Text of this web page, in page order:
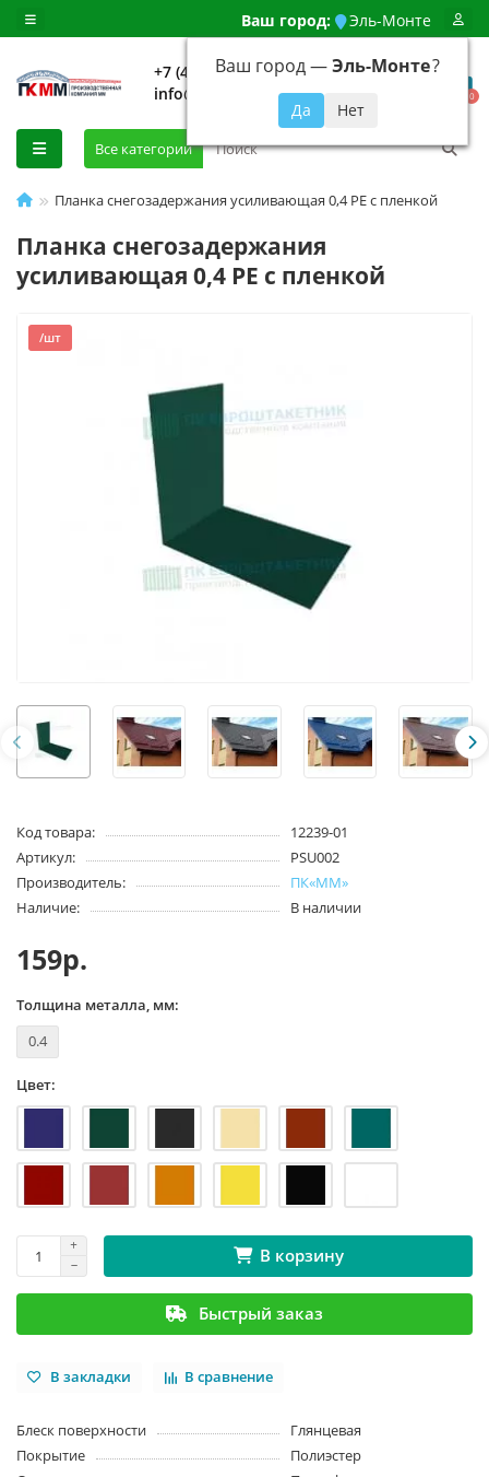
Ваш город: Эль-Монте
Ваш город —Эль-Монте?
+7 (499) 648-92-94
info@evroshtaketnikmoskva.ru
0
Все категории
Планка снегозадержания усиливающая 0,4 PE с пленкой
Планка снегозадержания
усиливающая 0,4 PE с пленкой
/шт
Код товара:
12239-01
Артикул:
PSU002
Производитель:
ПК«ММ»
Наличие:
В наличии
159р.
Толщина металла, мм:
0.4
Цвет:
В корзину
Быстрый заказ
В закладки В сравнение
Блеск поверхности
Глянцевая
Покрытие
Полиэстер